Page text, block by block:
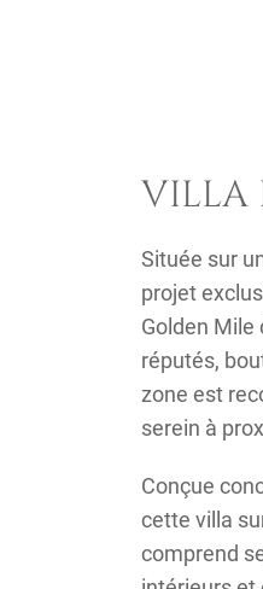
VILLA
Située sur
projet
Golden
réputés,
zone est
serein à
Conçue
cette villa
comprend